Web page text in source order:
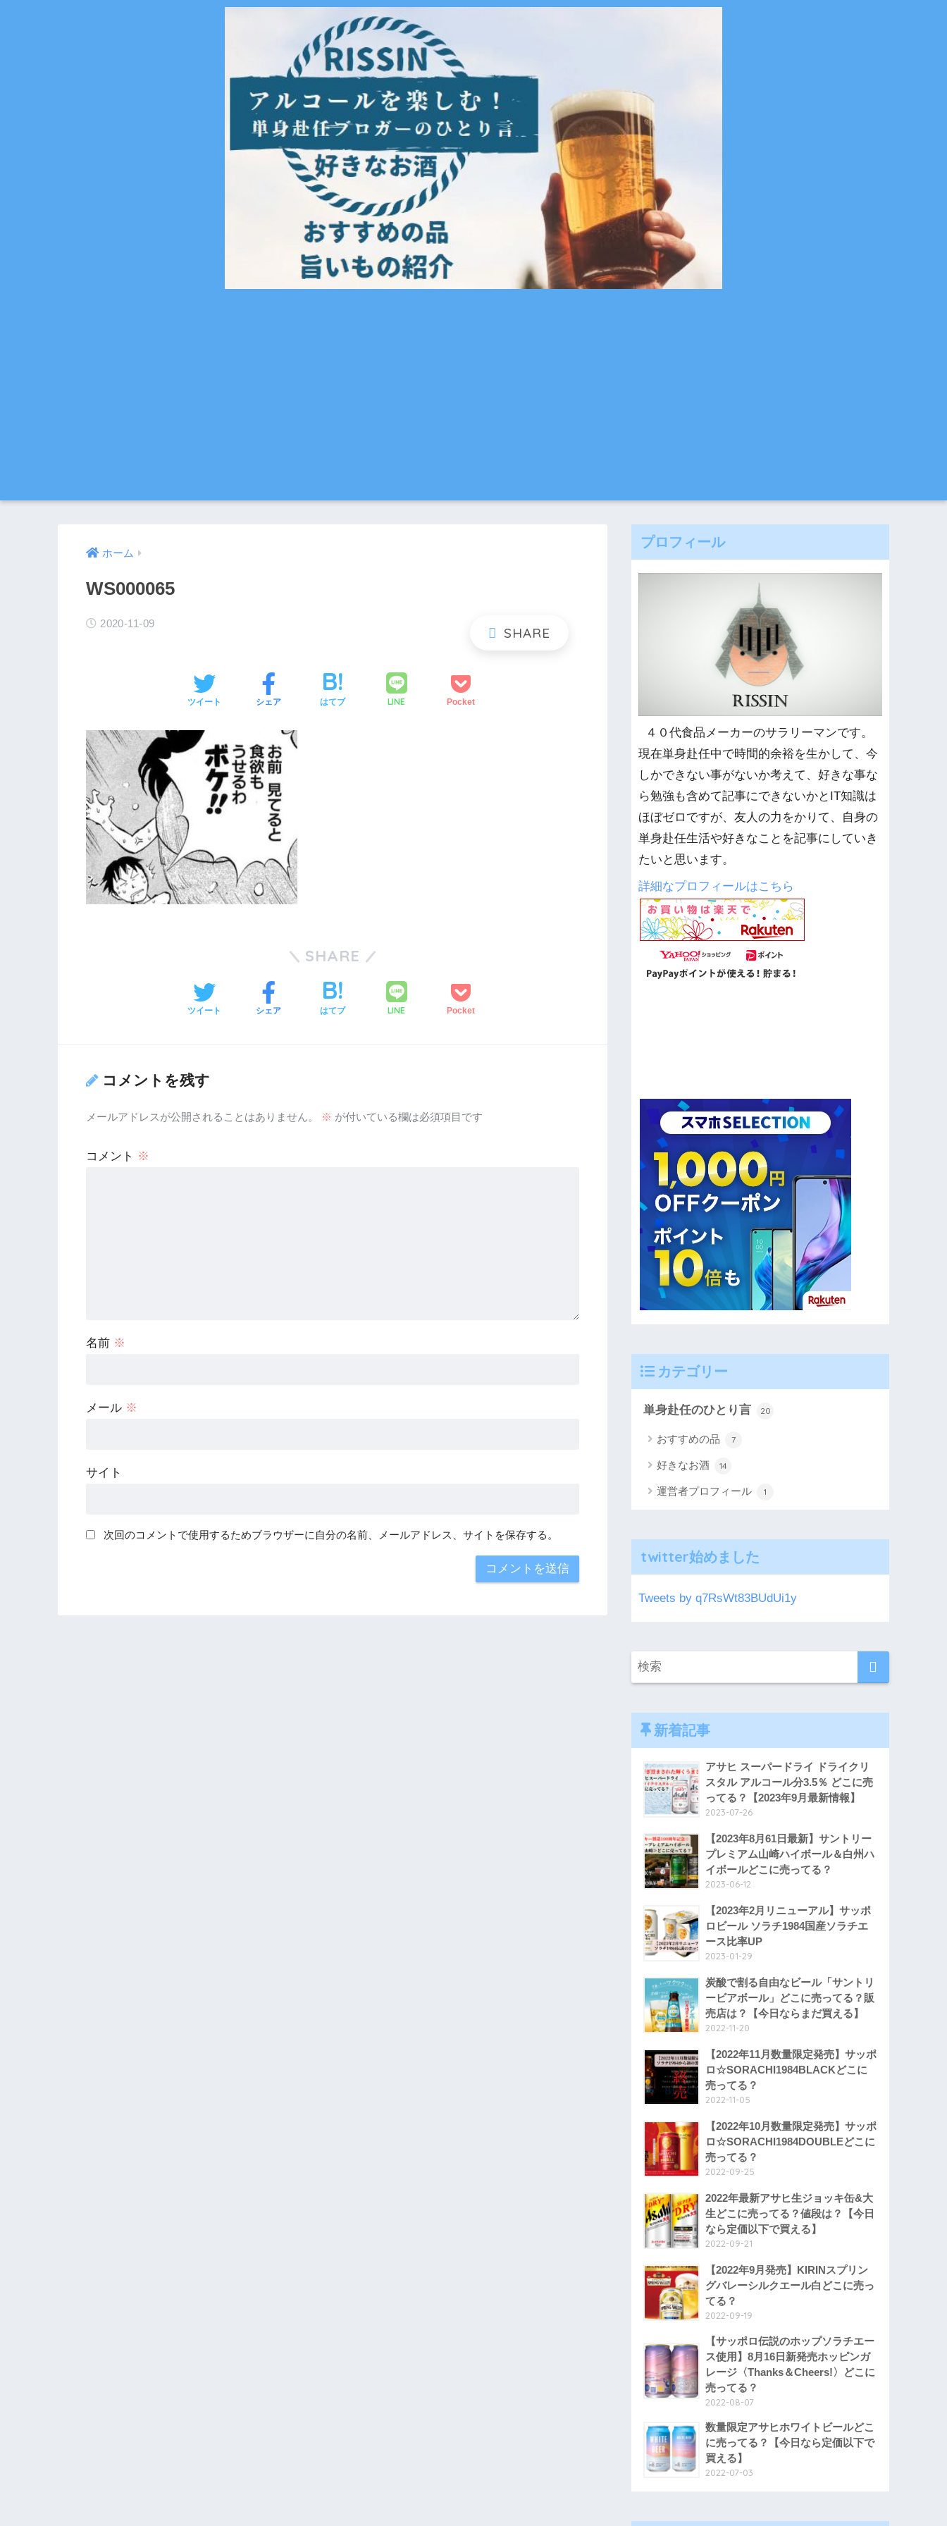
ホーム
WS000065
2020-11-09
ツイート シェア はてブ LINE Pocket
SHARE
ツイート シェア はてブ LINE Pocket
コメントを残す
メールアドレスが公開されることはありません。 ※ が付いている欄は必須項目です
コメント ※
名前 ※
メール ※
サイト
次回のコメントで使用するためブラウザーに自分の名前、メールアドレス、サイトを保存する。
プロフィール
４０代食品メーカーのサラリーマンです。
現在単身赴任中で時間的余裕を生かして、今
しかできない事がないか考えて、好きな事な
ら勉強も含めて記事にできないかとIT知識は
ほぼゼロですが、友人の力をかりて、自身の
単身赴任生活や好きなことを記事にしていき
たいと思います。
詳細なプロフィールはこちら
カテゴリー
単身赴任のひとり言 20
おすすめの品 7
好きなお酒 14
運営者プロフィール 1
twitter始めました
Tweets by q7RsWt83BUdUi1y
新着記事
アサヒ スーパードライ ドライクリ
スタル アルコール分3.5％ どこに売
ってる？【2023年9月最新情報】
2023-07-26
【2023年8月61日最新】サントリー
プレミアム山崎ハイボール＆白州ハ
イボールどこに売ってる？
2023-06-12
【2023年2月リニューアル】サッポ
ロビール ソラチ1984国産ソラチエ
ース比率UP
2023-01-29
炭酸で割る自由なビール「サントリ
ービアボール」どこに売ってる？販
売店は？【今日ならまだ買える】
2022-11-20
【2022年11月数量限定発売】サッポ
ロ☆SORACHI1984BLACKどこに
売ってる？
2022-11-05
【2022年10月数量限定発売】サッポ
ロ☆SORACHI1984DOUBLEどこに
売ってる？
2022-09-25
2022年最新アサヒ生ジョッキ缶&大
生どこに売ってる？値段は？【今日
なら定価以下で買える】
2022-09-21
【2022年9月発売】KIRINスプリン
グバレーシルクエール白どこに売っ
てる？
2022-09-19
【サッポロ伝説のホップソラチエー
ス使用】8月16日新発売ホッピンガ
レージ〈Thanks＆Cheers!〉どこに
売ってる？
2022-08-07
数量限定アサヒホワイトビールどこ
に売ってる？【今日なら定価以下で
買える】
2022-07-03